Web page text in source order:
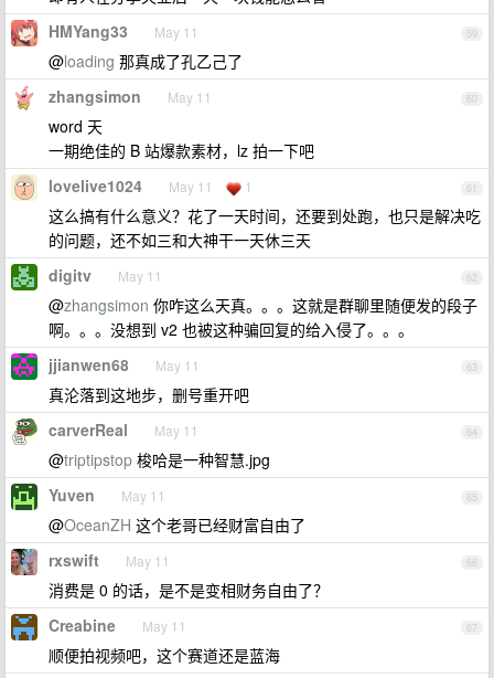
59
HMYang33 May 11
@loading 那真成了孔乙己了
60
zhangsimon May 11
word 天
一期绝佳的 B 站爆款素材，lz 拍一下吧
61
lovelive1024 May 11 1
这么搞有什么意义？花了一天时间，还要到处跑，也只是解决吃
的问题，还不如三和大神干一天休三天
62
digitv May 11
@zhangsimon 你咋这么天真。。。这就是群聊里随便发的段子
啊。。。没想到 v2 也被这种骗回复的给入侵了。。。
63
jjianwen68 May 11
真沦落到这地步，删号重开吧
64
carverReal May 11
@triptipstop 梭哈是一种智慧.jpg
65
Yuven May 11
@OceanZH 这个老哥已经财富自由了
66
rxswift May 11
消费是 0 的话，是不是变相财务自由了？
67
Creabine May 11
顺便拍视频吧，这个赛道还是蓝海